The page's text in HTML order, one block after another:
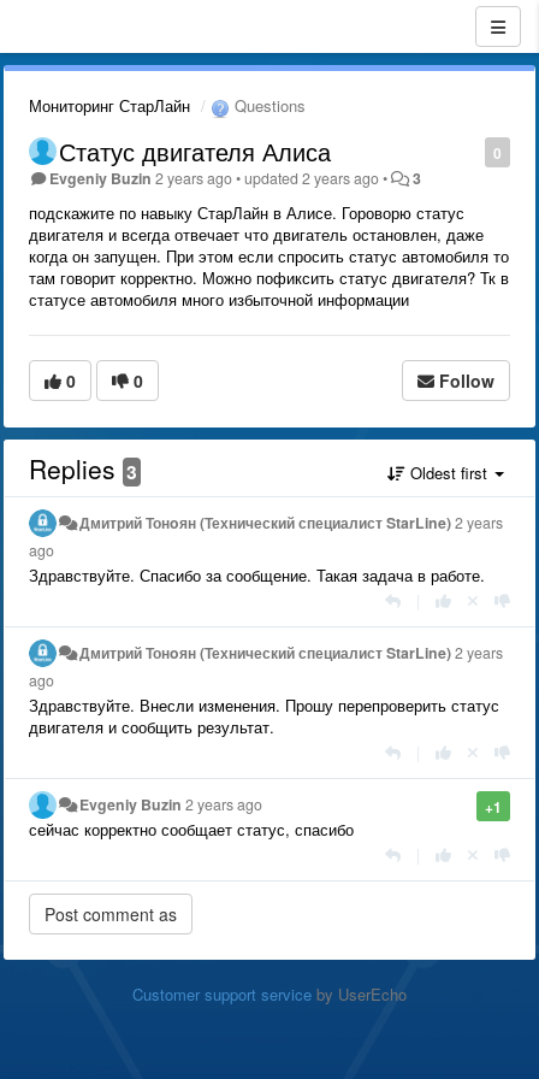
Мониторинг СтарЛайн Questions
0
Статус двигателя Алиса
Evgeniy Buzin 2 years ago•updated2 years ago• 3
подскажите по навыку СтарЛайн в Алисе. Гороворю статус
двигателя и всегда отвечает что двигатель остановлен, даже
когда он запущен. При этом если спросить статус автомобиля то
там говорит корректно. Можно пофиксить статус двигателя? Тк в
статусе автомобиля много избыточной информации
0 0 Follow
Replies 3 Oldest first
Дмитрий Тонoян (Технический специалист StarLine)2 years
ago
Здравствуйте. Спасибо за сообщение. Такая задача в работе.
Дмитрий Тонoян (Технический специалист StarLine)2 years
ago
Здравствуйте. Внесли изменения. Прошу перепроверить статус
двигателя и сообщить результат.
+1
Evgeniy Buzin 2 years ago
сейчас корректно сообщает статус, спасибо
Customer support service by UserEcho